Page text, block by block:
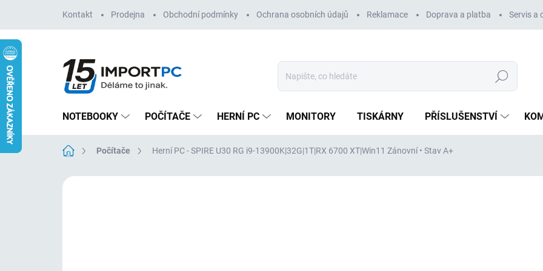
obsah
Kontakt Prodejna Obchodní podmínky Ochrana osobních údajů Reklamace Doprava a platba Servis a
Hledat
NOTEBOOKY POČÍTAČE HERNÍ PC MONITORY TISKÁRNY PŘÍSLUŠENSTVÍ
Domů Počítače Herní PC - SPIRE U30 RG i9-13900K|32G|1T|RX 6700 XT|Win11 Zánovní • Stav A+